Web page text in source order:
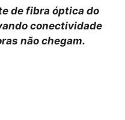
de fibra óptica do
conectividade
não chegam.